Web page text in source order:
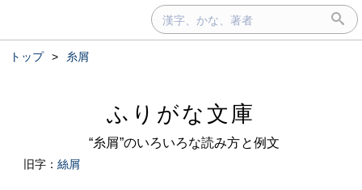
トップ > 糸屑
ふりがな文庫
“糸屑”のいろいろな読み方と例文
旧字： 絲屑